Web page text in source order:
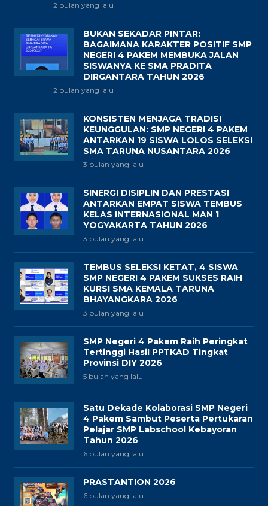
2 bulan yang lalu
BUKAN SEKADAR PINTAR:
BAGAIMANA KARAKTER POSITIF SMP
NEGERI 4 PAKEM MEMBUKA JALAN
SISWANYA KE SMA PRADITA
DIRGANTARA TAHUN 2026
2 bulan yang lalu
KONSISTEN MENJAGA TRADISI
KEUNGGULAN: SMP NEGERI 4 PAKEM
ANTARKAN 19 SISWA LOLOS SELEKSI
SMA TARUNA NUSANTARA 2026
3 bulan yang lalu
SINERGI DISIPLIN DAN PRESTASI
ANTARKAN EMPAT SISWA TEMBUS
KELAS INTERNASIONAL MAN 1
YOGYAKARTA TAHUN 2026
3 bulan yang lalu
TEMBUS SELEKSI KETAT, 4 SISWA
SMP NEGERI 4 PAKEM SUKSES RAIH
KURSI SMA KEMALA TARUNA
BHAYANGKARA 2026
3 bulan yang lalu
SMP Negeri 4 Pakem Raih Peringkat
Tertinggi Hasil PPTKAD Tingkat
Provinsi DIY 2026
5 bulan yang lalu
Satu Dekade Kolaborasi SMP Negeri
4 Pakem Sambut Peserta Pertukaran
Pelajar SMP Labschool Kebayoran
Tahun 2026
6 bulan yang lalu
PRASTANTION 2026
6 bulan yang lalu